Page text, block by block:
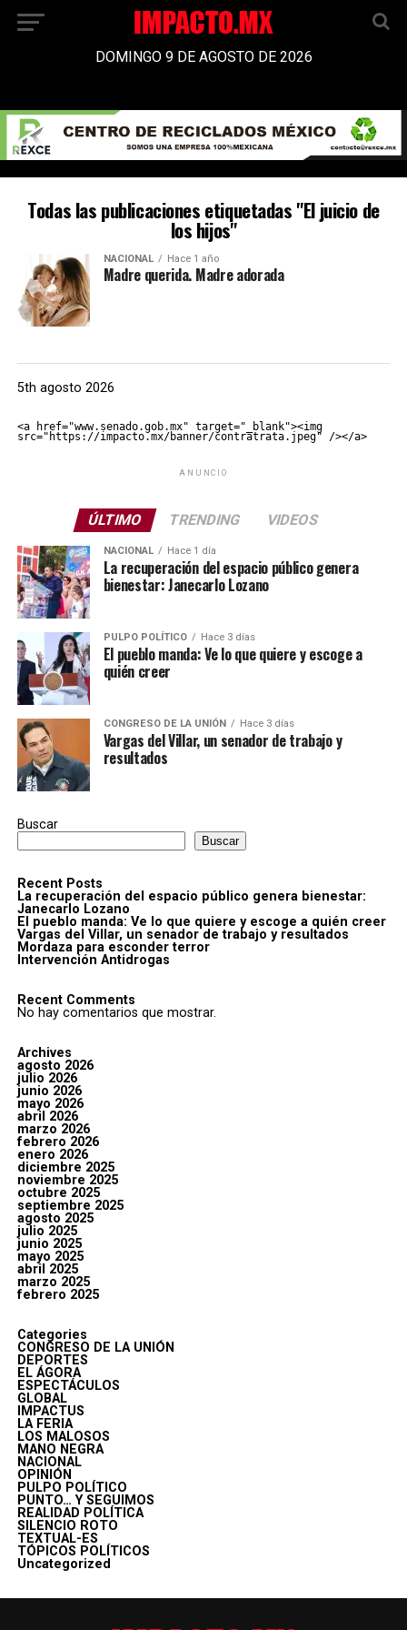
DOMINGO 9 DE AGOSTO DE 2026
Todas las publicaciones etiquetadas "El juicio de
los hijos"
NACIONAL Hace 1 año
Madre querida. Madre adorada
5th agosto 2026
<a href="www.senado.gob.mx" target="_blank"><img
src="https://impacto.mx/banner/contratrata.jpeg" /></a>
ANUNCIO
ÚLTIMO TRENDING VIDEOS
NACIONAL Hace 1 día
La recuperación del espacio público genera
bienestar: Janecarlo Lozano
PULPO POLÍTICO Hace 3 días
El pueblo manda: Ve lo que quiere y escoge a
quién creer
CONGRESO DE LA UNIÓN Hace 3 días
Vargas del Villar, un senador de trabajo y
resultados
Buscar
Buscar
Recent Posts
La recuperación del espacio público genera bienestar:
Janecarlo Lozano
El pueblo manda: Ve lo que quiere y escoge a quién creer
Vargas del Villar, un senador de trabajo y resultados
Mordaza para esconder terror
Intervención Antidrogas
Recent Comments
No hay comentarios que mostrar.
Archives
agosto 2026
julio 2026
junio 2026
mayo 2026
abril 2026
marzo 2026
febrero 2026
enero 2026
diciembre 2025
noviembre 2025
octubre 2025
septiembre 2025
agosto 2025
julio 2025
junio 2025
mayo 2025
abril 2025
marzo 2025
febrero 2025
Categories
CONGRESO DE LA UNIÓN
DEPORTES
EL ÁGORA
ESPECTÁCULOS
GLOBAL
IMPACTUS
LA FERIA
LOS MALOSOS
MANO NEGRA
NACIONAL
OPINIÓN
PULPO POLÍTICO
PUNTO… Y SEGUIMOS
REALIDAD POLÍTICA
SILENCIO ROTO
TEXTUAL-ES
TÓPICOS POLÍTICOS
Uncategorized